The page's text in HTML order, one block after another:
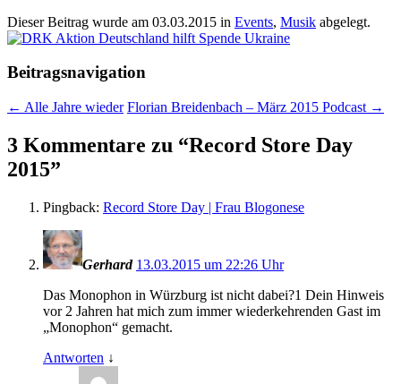
Dieser Beitrag wurde am 03.03.2015 in Events, Musik abgelegt.
Beitragsnavigation
← Alle Jahre wieder Florian Breidenbach – März 2015 Podcast →
3 Kommentare zu “Record Store Day
2015”
Pingback: Record Store Day | Frau Blogonese
Gerhard 13.03.2015 um 22:26 Uhr
Das Monophon in Würzburg ist nicht dabei?1 Dein Hinweis
vor 2 Jahren hat mich zum immer wiederkehrenden Gast im
„Monophon“ gemacht.
Antworten ↓